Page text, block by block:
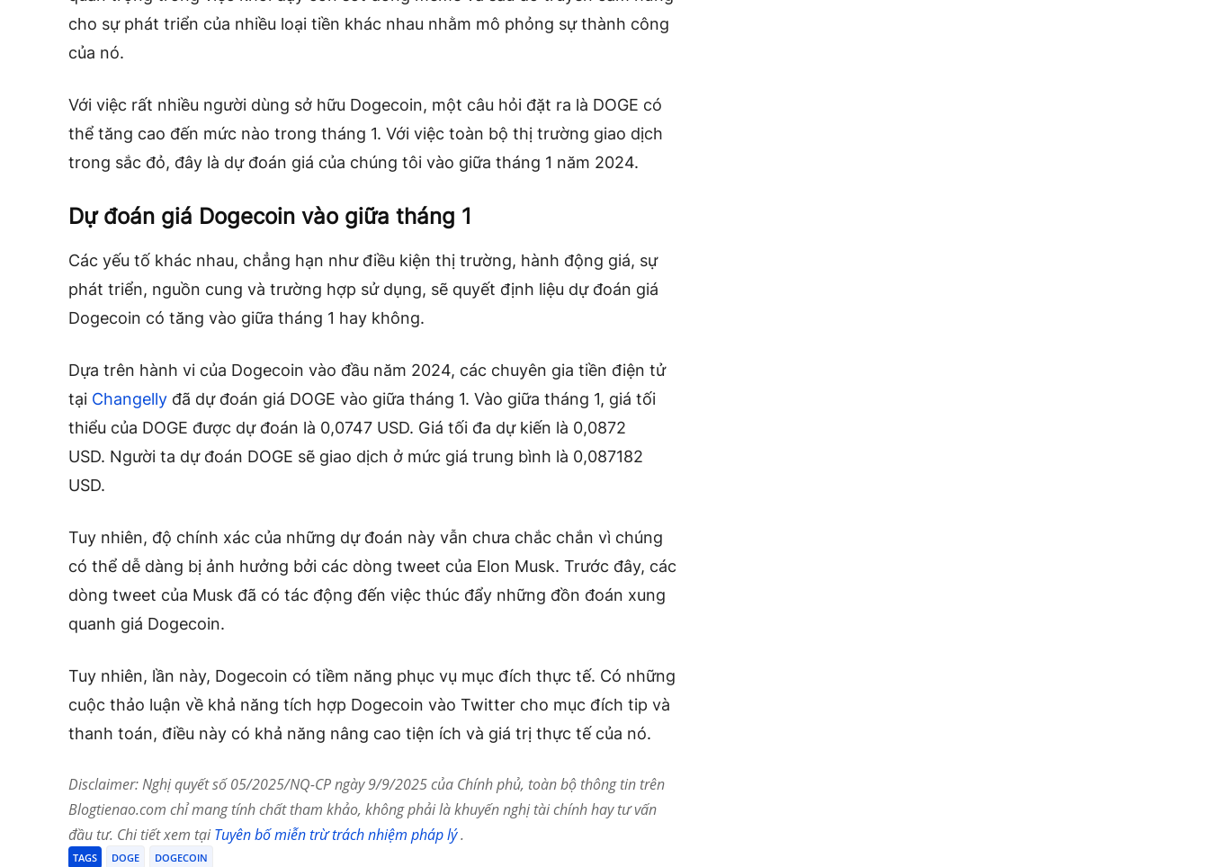
cho sự phát triển của nhiều loại tiền khác nhau nhằm mô phỏng sự thành công
của nó.
Với việc rất nhiều người dùng sở hữu Dogecoin, một câu hỏi đặt ra là DOGE có
thể tăng cao đến mức nào trong tháng 1. Với việc toàn bộ thị trường giao dịch
trong sắc đỏ, đây là dự đoán giá của chúng tôi vào giữa tháng 1 năm 2024.
Dự đoán giá Dogecoin vào giữa tháng 1
Các yếu tố khác nhau, chẳng hạn như điều kiện thị trường, hành động giá, sự
phát triển, nguồn cung và trường hợp sử dụng, sẽ quyết định liệu dự đoán giá
Dogecoin có tăng vào giữa tháng 1 hay không.
Dựa trên hành vi của Dogecoin vào đầu năm 2024, các chuyên gia tiền điện tử
tại Changelly đã dự đoán giá DOGE vào giữa tháng 1. Vào giữa tháng 1, giá tối
thiểu của DOGE được dự đoán là 0,0747 USD. Giá tối đa dự kiến ​​là 0,0872
USD. Người ta dự đoán DOGE sẽ giao dịch ở mức giá trung bình là 0,087182
USD.
Tuy nhiên, độ chính xác của những dự đoán này vẫn chưa chắc chắn vì chúng
có thể dễ dàng bị ảnh hưởng bởi các dòng tweet của Elon Musk. Trước đây, các
dòng tweet của Musk đã có tác động đến việc thúc đẩy những đồn đoán xung
quanh giá Dogecoin.
Tuy nhiên, lần này, Dogecoin có tiềm năng phục vụ mục đích thực tế. Có những
cuộc thảo luận về khả năng tích hợp Dogecoin vào Twitter cho mục đích tip và
thanh toán, điều này có khả năng nâng cao tiện ích và giá trị thực tế của nó.
Disclaimer: Nghị quyết số 05/2025/NQ-CP ngày 9/9/2025 của Chính phủ, toàn bộ thông tin trên
Blogtienao.com chỉ mang tính chất tham khảo, không phải là khuyến nghị tài chính hay tư vấn
đầu tư. Chi tiết xem tạiTuyên bố miễn trừ trách nhiệm pháp lý.
TAGS DOGE DOGECOIN